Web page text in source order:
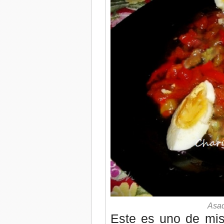
Este es uno de